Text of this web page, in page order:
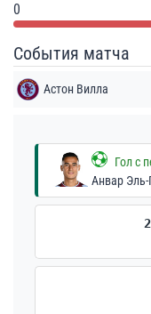
0
События матча
Астон Вилла
Гол с
Анвар Эль-